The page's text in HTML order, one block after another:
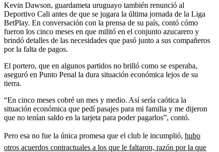
Kevin Dawson, guardameta uruguayo también renunció al
Deportivo Cali antes de que se jugara la última jornada de la Liga
BetPlay. En conversación con la prensa de su país, contó cómo
fueron los cinco meses en que militó en el conjunto azucarero y
brindó detalles de las necesidades que pasó junto a sus compañeros
por la falta de pagos.
El portero, que en algunos partidos no brilló como se esperaba,
aseguró en Punto Penal la dura situación económica lejos de su
tierra.
“En cinco meses cobré un mes y medio. Así sería caótica la
situación económica que pedí pasajes para mi familia y me dijeron
que no tenían saldo en la tarjeta para poder pagarlos”, contó.
Pero esa no fue la única promesa que el club le incumplió, hubo
otros acuerdos contractuales a los que le faltaron, razón por la que